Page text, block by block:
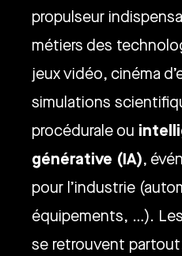
propulseur
métiers des
jeux vidéo, cinéma
simulations
procédurale ou
générative (IA),
pour l’industrie
équipements, …).
se retrouvent